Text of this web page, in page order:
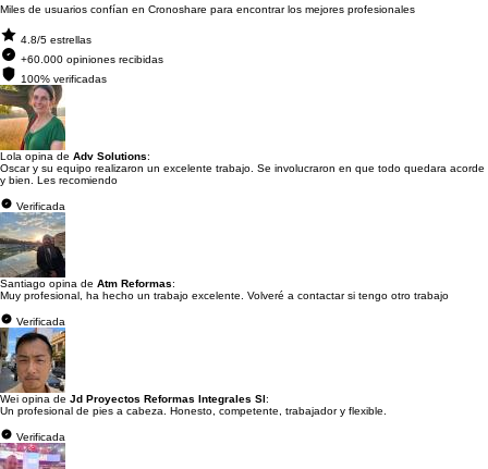
Miles de usuarios confían en Cronoshare para encontrar los mejores profesionales
4.8/5 estrellas
+60.000 opiniones recibidas
100% verificadas
Lola opina de Adv Solutions:
Oscar y su equipo realizaron un excelente trabajo. Se involucraron en que todo quedara acorde
y bien. Les recomiendo
Verificada
Santiago opina de Atm Reformas:
Muy profesional, ha hecho un trabajo excelente. Volveré a contactar si tengo otro trabajo
Verificada
Wei opina de Jd Proyectos Reformas Integrales Sl:
Un profesional de pies a cabeza. Honesto, competente, trabajador y flexible.
Verificada